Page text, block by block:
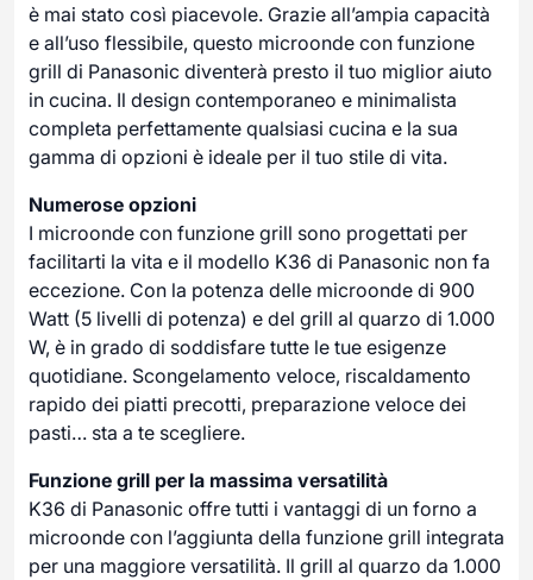
è mai stato così piacevole. Grazie all’ampia capacità
e all’uso flessibile, questo microonde con funzione
grill di Panasonic diventerà presto il tuo miglior aiuto
in cucina. Il design contemporaneo e minimalista
completa perfettamente qualsiasi cucina e la sua
gamma di opzioni è ideale per il tuo stile di vita.
Numerose opzioni
I microonde con funzione grill sono progettati per
facilitarti la vita e il modello K36 di Panasonic non fa
eccezione. Con la potenza delle microonde di 900
Watt (5 livelli di potenza) e del grill al quarzo di 1.000
W, è in grado di soddisfare tutte le tue esigenze
quotidiane. Scongelamento veloce, riscaldamento
rapido dei piatti precotti, preparazione veloce dei
pasti… sta a te scegliere.
Funzione grill per la massima versatilità
K36 di Panasonic offre tutti i vantaggi di un forno a
microonde con l’aggiunta della funzione grill integrata
per una maggiore versatilità. Il grill al quarzo da 1.000